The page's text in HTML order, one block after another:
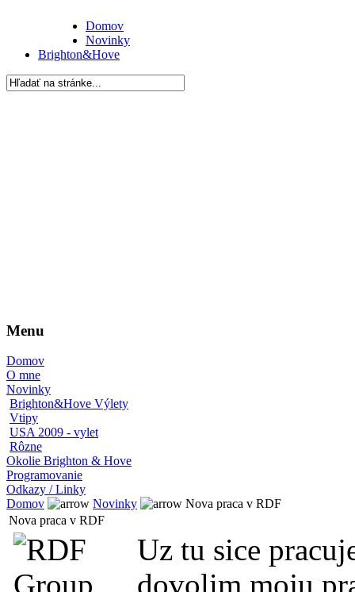
Domov
Novinky
Brighton&Hove
Menu
Domov
O mne
Novinky
Brighton&Hove Výlety
Vtipy
USA 2009 - vylet
Rôzne
Okolie Brighton & Hove
Programovanie
Odkazy / Linky
Domov
Novinky
Nova praca v RDF
Nova praca v RDF
Uz tu sice
dovolim moju